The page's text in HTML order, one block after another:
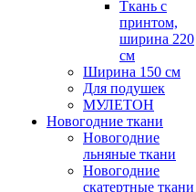
Ткань с
принтом,
ширина 220
см
Ширина 150 см
Для подушек
МУЛЕТОН
Новогодние ткани
Новогодние
льняные ткани
Новогодние
скатертные ткани